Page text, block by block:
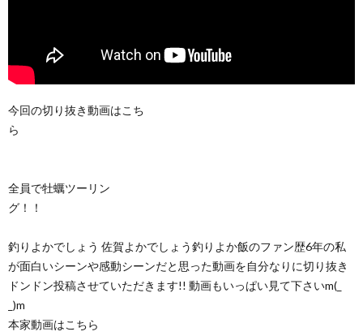
今回の切り抜き動画はこち
ら
全員で牡蠣ツーリン
グ！！
釣りよかでしょう 佐賀よかでしょう釣りよか飯のファン歴6年の私
が面白いシーンや感動シーンだと思った動画を自分なりに切り抜き
ドンドン投稿させていただきます!! 動画もいっぱい見て下さいm(_
_)m
本家動画はこちら